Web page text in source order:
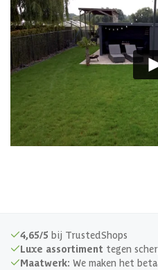
4,65/5 bij TrustedShops
Luxe assortiment tegen
Maatwerk: We maken het